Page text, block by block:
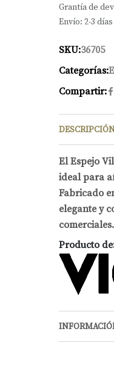
Grantía de
Envío: 2-3
SKU:36705
Categorías:
Compartir:
El Espejo
ideal para
Fabricado
elegante y
comerciales.
Producto